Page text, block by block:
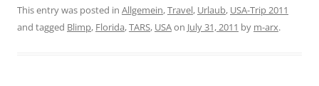
This entry was posted in Allgemein,Travel, Urlaub, USA-Trip 2011
and tagged Blimp, Florida,TARS, USAon July 31, 2011 by m-arx.